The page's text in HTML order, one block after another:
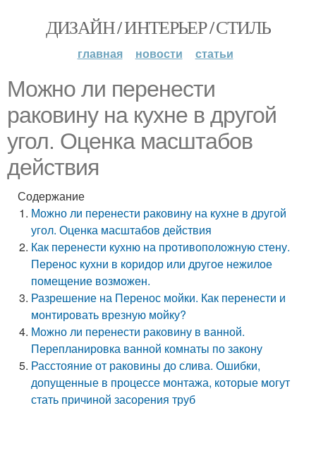
ДИЗАЙН / ИНТЕРЬЕР / СТИЛЬ
главная новости статьи
Можно ли перенести
раковину на кухне в другой
угол. Оценка масштабов
действия
Содержание
Можно ли перенести раковину на кухне в другой
угол. Оценка масштабов действия
Как перенести кухню на противоположную стену.
Перенос кухни в коридор или другое нежилое
помещение возможен.
Разрешение на Перенос мойки. Как перенести и
монтировать врезную мойку?
Можно ли перенести раковину в ванной.
Перепланировка ванной комнаты по закону
Расстояние от раковины до слива. Ошибки,
допущенные в процессе монтажа, которые могут
стать причиной засорения труб